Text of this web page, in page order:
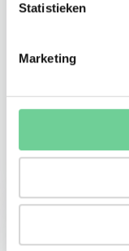
Statistieken
Marketing